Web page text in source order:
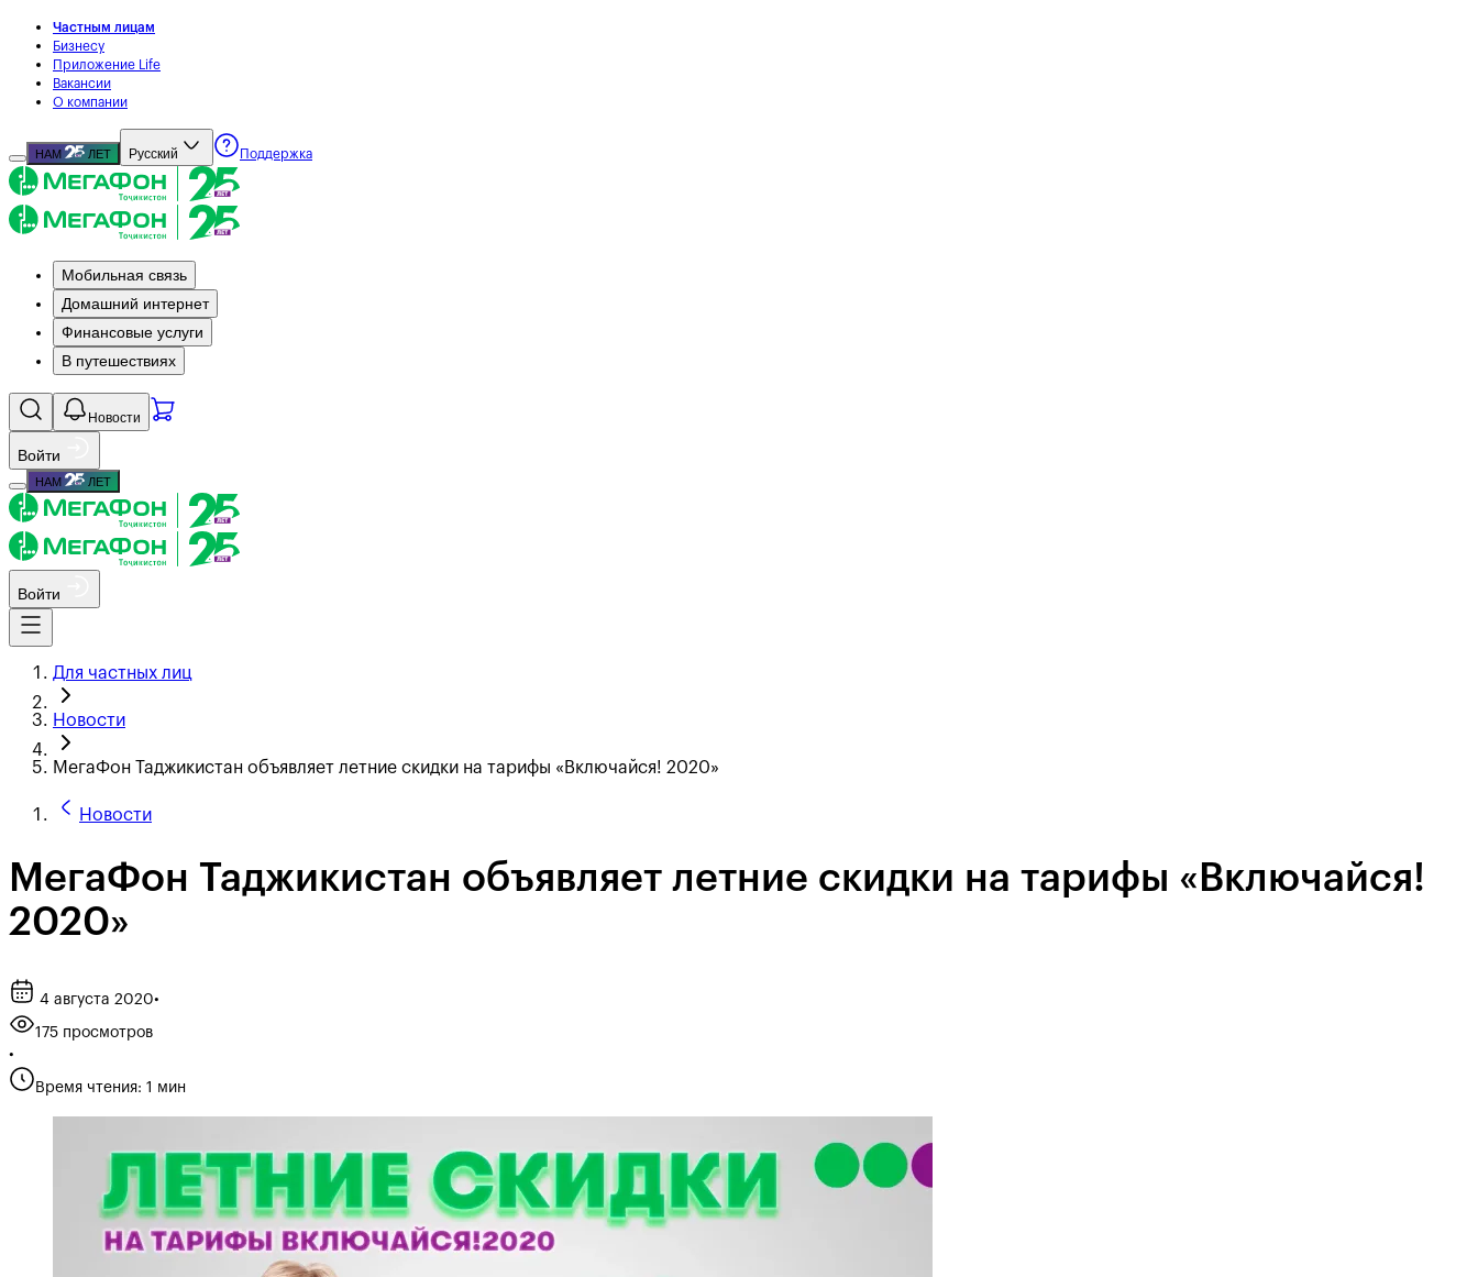
Частным лицам
Бизнесу
Приложение Life
Вакансии
О компании
НАМ ЛЕТ Русский Поддержка
Мобильная связь
Домашний интернет
Финансовые услуги
В путешествиях
Новости
Войти
НАМ ЛЕТ
Войти
Для частных лиц
Новости
МегаФон Таджикистан объявляет летние скидки на тарифы «Включайся! 2020»
Новости
МегаФон Таджикистан объявляет летние скидки на тарифы «Включайся!
2020»
4 августа 2020•
175 просмотров
•
Время чтения: 1 мин